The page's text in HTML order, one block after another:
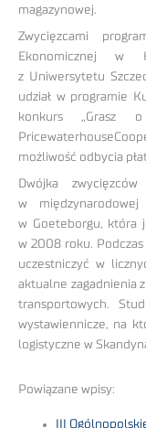
magazynowej.
Zwycięzcami
Ekonomicznej w
z Uniwersytetu
udział w programie
konkurs „Grasz
możliwość odbycia
Dwójka
w
w Goeteborgu, która
w 2008 roku.
uczestniczyć w
aktualne zagadnienia
transportowych.
wystawiennicze, na
logistyczne w
Powiązane wpisy:
III